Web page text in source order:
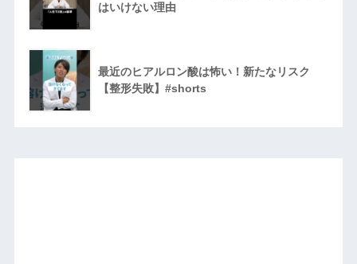
はいけない理由
最近のヒアルロン酸は怖い！新たなリスク
【整形失敗】#shorts